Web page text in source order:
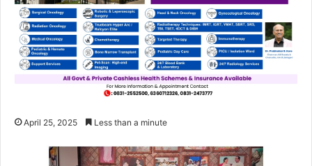
April 25, 2025 Less than a minute